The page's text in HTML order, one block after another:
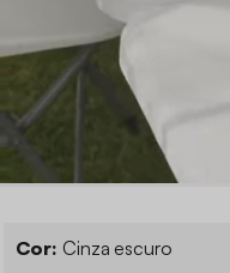
Cor: Cinza escuro